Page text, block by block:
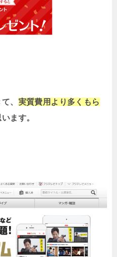
、 実質費用より多くもら
ます。